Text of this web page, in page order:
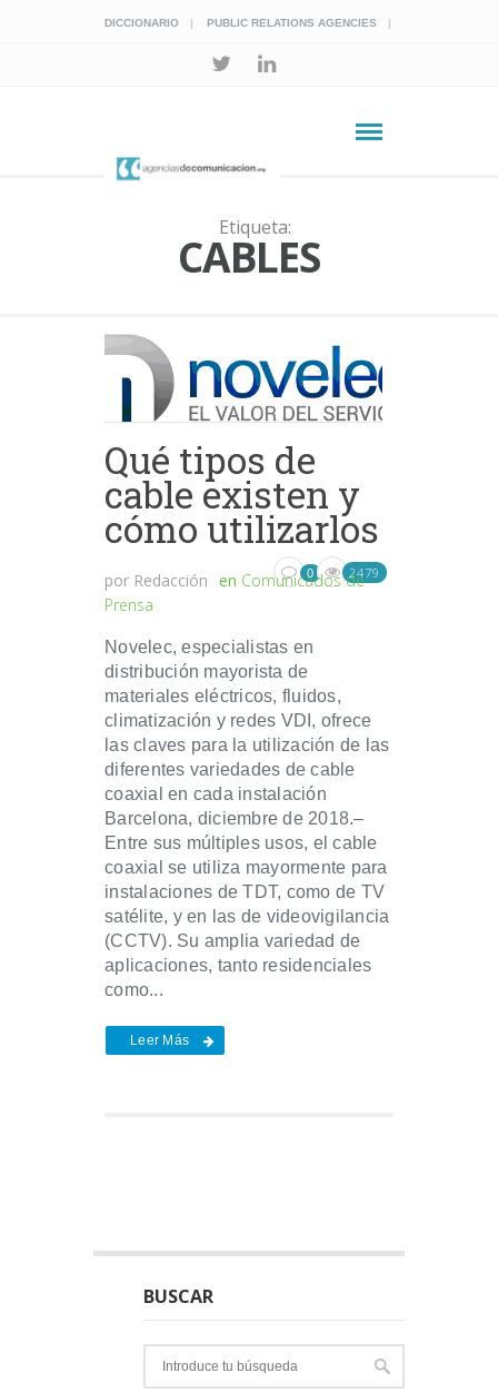
DICCIONARIO PUBLIC RELATIONS AGENCIES
Etiqueta:
CABLES
Qué tipos de
cable existen y
cómo utilizarlos
por Redacción en Comunicados de
Prensa
0 2479
Novelec, especialistas en
distribución mayorista de
materiales eléctricos, fluidos,
climatización y redes VDI, ofrece
las claves para la utilización de las
diferentes variedades de cable
coaxial en cada instalación
Barcelona, diciembre de 2018.–
Entre sus múltiples usos, el cable
coaxial se utiliza mayormente para
instalaciones de TDT, como de TV
satélite, y en las de videovigilancia
(CCTV). Su amplia variedad de
aplicaciones, tanto residenciales
como...
Leer Más
BUSCAR